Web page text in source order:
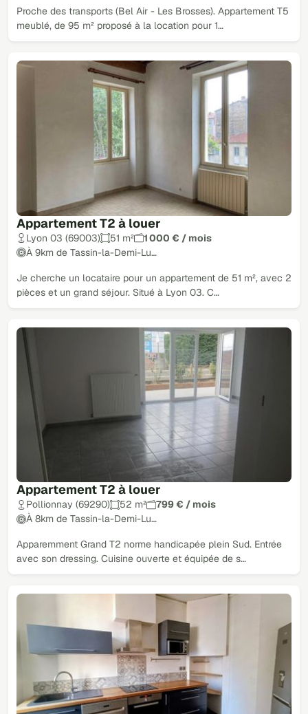
Proche des transports (Bel Air - Les Brosses). Appartement T5
meublé, de 95 m² proposé à la location pour 1…
Appartement T2 à louer
Lyon 03 (69003) 51 m²
1 000 € / mois
À 9km de Tassin-la-Demi-Lu…
Je cherche un locataire pour un appartement de 51 m², avec 2
pièces et un grand séjour. Situé à Lyon 03. C…
Appartement T2 à louer
Pollionnay (69290) 52 m²
799 € / mois
À 8km de Tassin-la-Demi-Lu…
Apparemment Grand T2 norme handicapée plein Sud. Entrée
avec son dressing. Cuisine ouverte et équipée de s…